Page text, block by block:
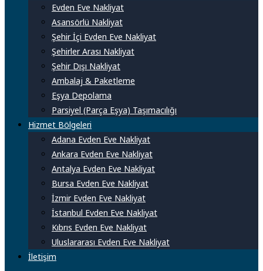
Evden Eve Nakliyat
Asansörlü Nakliyat
Şehir İçi Evden Eve Nakliyat
Şehirler Arası Nakliyat
Şehir Dışı Nakliyat
Ambalaj & Paketleme
Eşya Depolama
Parsiyel (Parça Eşya) Taşımacılığı
Hizmet Bölgeleri
Adana Evden Eve Nakliyat
Ankara Evden Eve Nakliyat
Antalya Evden Eve Nakliyat
Bursa Evden Eve Nakliyat
İzmir Evden Eve Nakliyat
İstanbul Evden Eve Nakliyat
Kıbrıs Evden Eve Nakliyat
Uluslararası Evden Eve Nakliyat
İletişim